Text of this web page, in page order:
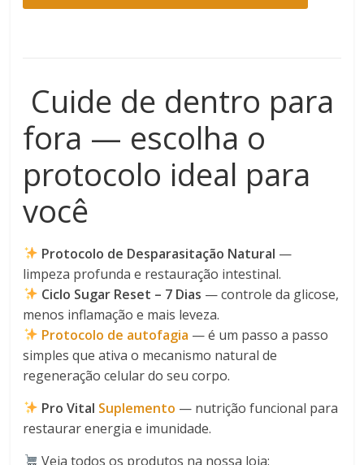
Cuide de dentro para
fora — escolha o
protocolo ideal para
você
Protocolo de Desparasitação Natural —
limpeza profunda e restauração intestinal.
Ciclo Sugar Reset – 7 Dias — controle da glicose,
menos inflamação e mais leveza.
Protocolo de autofagia — é um passo a passo
simples que ativa o mecanismo natural de
regeneração celular do seu corpo.
Pro Vital Suplemento — nutrição funcional para
restaurar energia e imunidade.
Veja todos os produtos na nossa loja: